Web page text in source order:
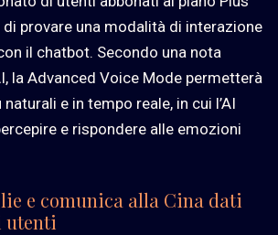
di provare una modalità di interazione
il chatbot. Secondo una nota
la Advanced Voice Mode permetterà
e in tempo reale, in cui l’AI
e rispondere alle emozioni
e comunica alla Cina dati
utenti